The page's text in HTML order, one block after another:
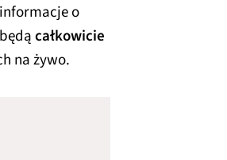
o
całkowicie
na żywo.